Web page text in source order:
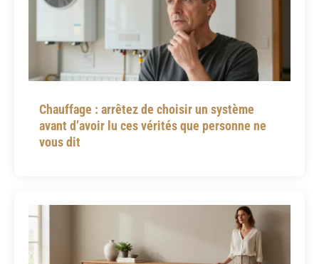
Chauffage : arrêtez de choisir un système
avant d’avoir lu ces vérités que personne ne
vous dit